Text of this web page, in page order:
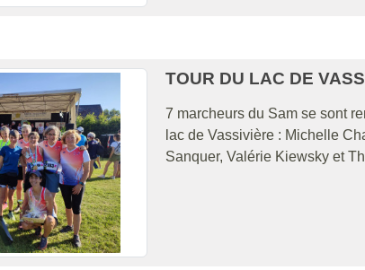
TOUR DU LAC DE
7 marcheurs du Sam se sont
lac de Vassivière : Michelle
Sanquer, Valérie Kiewsky et